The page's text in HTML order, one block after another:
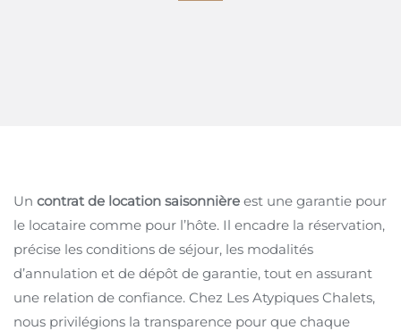
Un contrat de location saisonnière est une garantie pour
le locataire comme pour l’hôte. Il encadre la réservation,
précise les conditions de séjour, les modalités
d’annulation et de dépôt de garantie, tout en assurant
une relation de confiance. Chez Les Atypiques Chalets,
nous privilégions la transparence pour que chaque